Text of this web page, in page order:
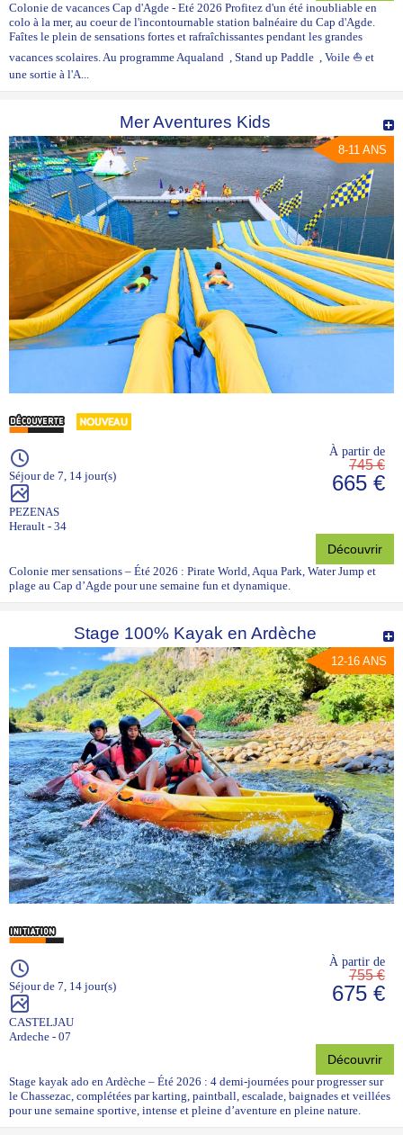
Colonie de vacances Cap d'Agde - Eté 2026 Profitez d'un été inoubliable en
colo à la mer, au coeur de l'incontournable station balnéaire du Cap d'Agde.
Faîtes le plein de sensations fortes et rafraîchissantes pendant les grandes
vacances scolaires. Au programme Aqualand , Stand up Paddle , Voile ⛵ et
une sortie à l'A...
Mer Aventures Kids
8-11 ANS
Séjour de 7, 14 jour(s)
PEZENAS
Herault - 34
À partir de
745 €
665 €
Découvrir
Colonie mer sensations – Été 2026 : Pirate World, Aqua Park, Water Jump et
plage au Cap d’Agde pour une semaine fun et dynamique.
Stage 100% Kayak en Ardèche
12-16 ANS
Séjour de 7, 14 jour(s)
CASTELJAU
Ardeche - 07
À partir de
755 €
675 €
Découvrir
Stage kayak ado en Ardèche – Été 2026 : 4 demi-journées pour progresser sur
le Chassezac, complétées par karting, paintball, escalade, baignades et veillées
pour une semaine sportive, intense et pleine d’aventure en pleine nature.